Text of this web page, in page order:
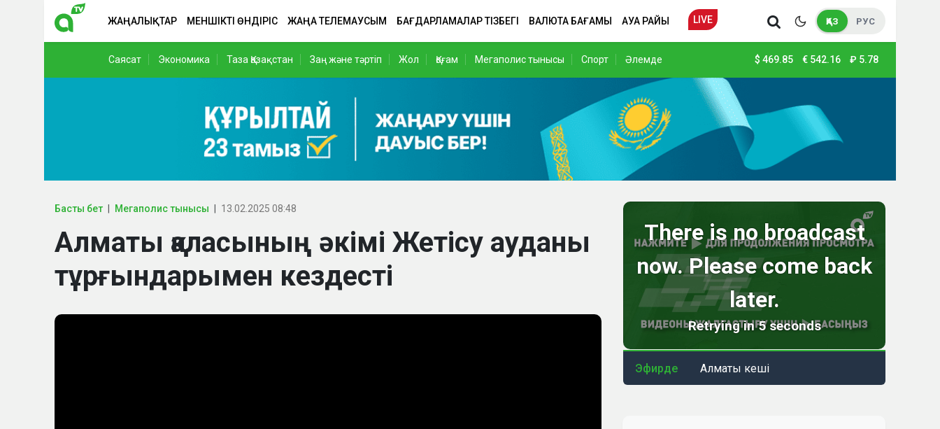
ЖАҢАЛЫҚТАР МЕНШІКТІ ӨНДІРІС ЖАҢА ТЕЛЕМАУСЫМ БАҒДАРЛАМАЛАР ТІЗБЕГІ ВАЛЮТА БАҒАМЫ АУА РАЙЫ LIVE ҚАЗ РУС
Саясат Экономика Таза Қазақстан Заң және тәртіп Жол Қоғам Мегаполис тынысы Спорт Әлемде $ 469.85 € 542.16 ₽ 5.78
Басты бет Мегаполис тынысы 13.02.2025 08:48
Алматы қаласының әкімі Жетісу ауданы
тұрғындарымен кездесті
Эфирде Алматы кеші